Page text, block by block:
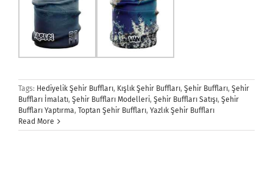
Tags: Hediyelik Şehir Buffları, Kışlık Şehir Buffları, Şehir Buffları, Şehir
Buffları İmalatı, Şehir Buffları Modelleri, Şehir Buffları Satışı, Şehir
Buffları Yaptırma, Toptan Şehir Buffları, Yazlık Şehir Buffları
Read More